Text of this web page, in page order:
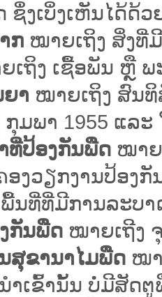
ງເບິ່ງເຫັນໄດ້ດ້
ກ ໝາຍເຖິງ ສິ່ງທີ່
ເຖິງ ເຊື້ອພັນ ຫຼື
າ ໝາຍເຖິງ ສົນທິ
ມພາ 1955 ແລ
ປ້ອງກັນພືດ ໝາຍ
ອງວຽກງານປ້ອງ
ນທີ່ທີ່ມີການລະບ
ນພືດ ໝາຍເຖີງ
ຂານາໄມພືດ ໝ
ຳເຂົ້ານັ້ນ ບໍ່ມີສັດຕູ